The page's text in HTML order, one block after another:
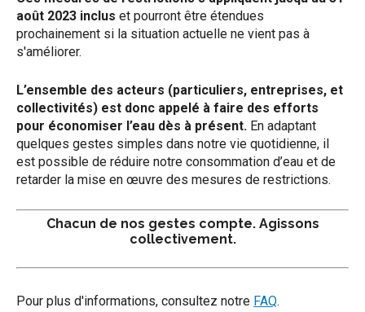
août 2023 inclus et pourront être étendues
prochainement si la situation actuelle ne vient pas à
s'améliorer.
L’ensemble des acteurs (particuliers, entreprises, et
collectivités) est donc appelé à faire des efforts
pour économiser l’eau dès à présent. En adaptant
quelques gestes simples dans notre vie quotidienne, il
est possible de réduire notre consommation d’eau et de
retarder la mise en œuvre des mesures de restrictions.
Chacun de nos gestes compte. Agissons
collectivement.
Pour plus d'informations, consultez notre FAQ.